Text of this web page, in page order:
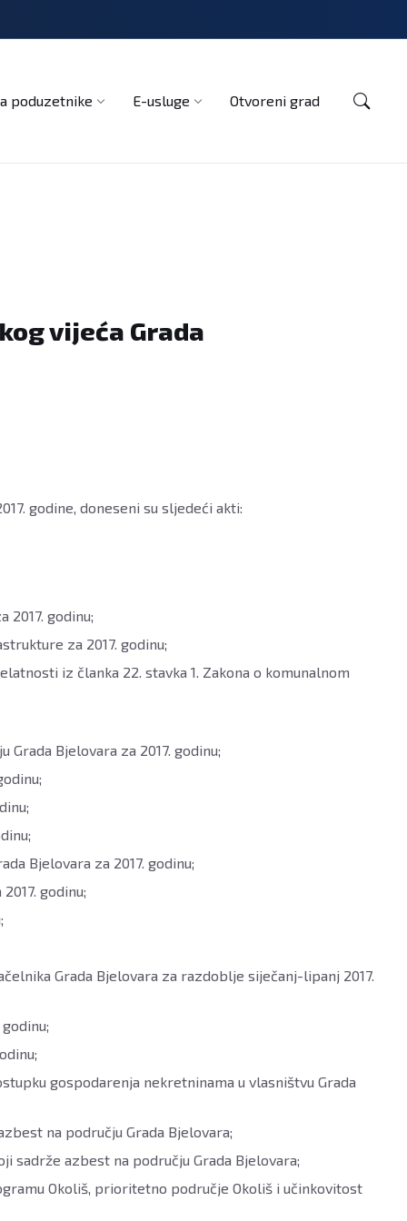
poduzetnike E-usluge Otvoreni grad
vijeća Grada
godine, doneseni su sljedeći akti:
2017. godinu;
za 2017. godinu;
iz članka 22. stavka 1. Zakona o komunalnom
Bjelovara za 2017. godinu;
Bjelovara za 2017. godinu;
godinu;
Grada Bjelovara za razdoblje siječanj-lipanj 2017.
gospodarenja nekretninama u vlasništvu Grada
na području Grada Bjelovara;
sadrže azbest na području Grada Bjelovara;
Okoliš, prioritetno područje Okoliš i učinkovitost